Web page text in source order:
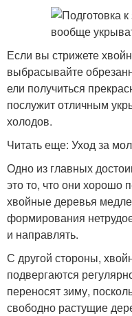
Если вы стрижете
выбрасывайте
ели получиться
послужит отличным
холодов.
Читать еще: Уход за
Одно из главных
это то, что они хорошо
хвойные деревья
формирования
и направлять.
С другой стороны,
подвергаются
переносят зиму,
свободно растущие